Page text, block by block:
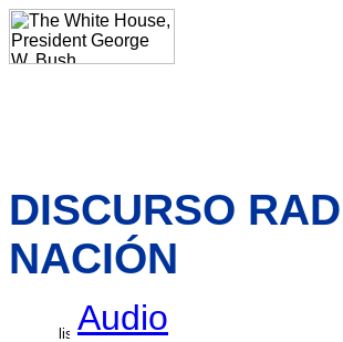
DISCURSO
NACIÓN
Audio